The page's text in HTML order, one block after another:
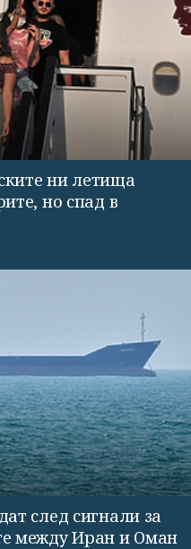
ни летища
но спад в
след сигнали за
между Иран и Оман